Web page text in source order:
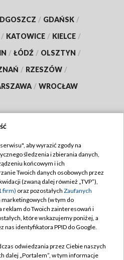
/ GDAŃSK /
/ KATOWICE / KIELCE /
/ ŁÓDŹ / OLSZTYN /
/ RZESZÓW /
/ WROCŁAW
TVP
TVP
prywatności
zgody
Pomoc
Kontakt
aby wyrazić zgody na
śledzenia i zbierania danych,
końcowym i ich
Twoich danych osobowych przez
(zwaną dalej również „TVP”),
firm) oraz pozostałych Zaufanych
marketingowych (w tym do
reklam do Twoich zainteresowań i
które wskazujemy poniżej, a
nas identyfikatora PPID do Google.
odwiedzania przez Ciebie naszych
dalej „Portalem”, w tym informacje